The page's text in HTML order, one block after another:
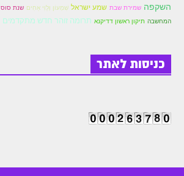
הזוהר הקדוש תצווה השקפה
ספר הזוהר הקדוש כי תשא השקפה
ספר הזוהר הקדוש ויקהל מתקדמים
השקפה שמירת שבת שמע ישראל שִׁמְעוֹן וְלֵוִי אַחִים שנת סוס
המחשבה תיקון ראשון דדיקנא תרומה זוהר חדש מתקדמים
כניסות לאתר